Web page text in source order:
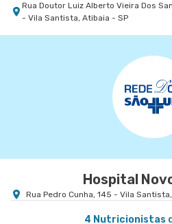
Rua Doutor Luiz Alberto Vieira Dos
- Vila Santista, Atibaia - SP
Hospital
Rua Pedro Cunha, 145 - Vila
4 Nutricionistas